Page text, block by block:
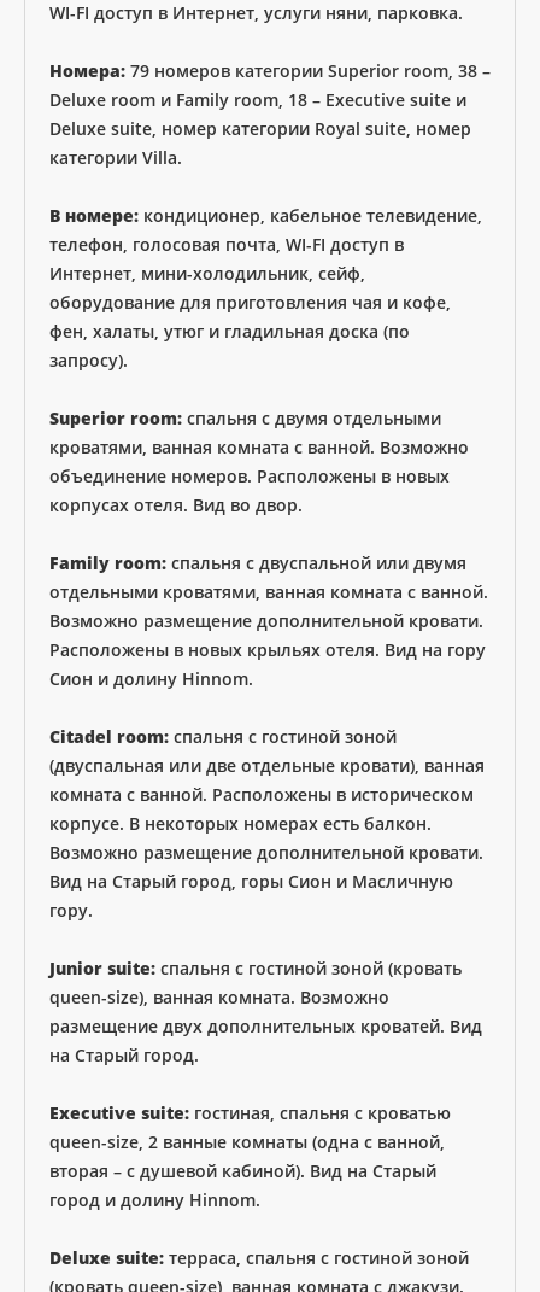
WI-FI доступ в Интернет, услуги няни, парковка.
Номера: 79 номеров категории Superior room, 38 –
Deluxe room и Family room, 18 – Executive suite и
Deluxe suite, номер категории Royal suite, номер
категории Villa.
В номере: кондиционер, кабельное телевидение,
телефон, голосовая почта, WI-FI доступ в
Интернет, мини-холодильник, сейф,
оборудование для приготовления чая и кофе,
фен, халаты, утюг и гладильная доска (по
запросу).
Superior room: спальня с двумя отдельными
кроватями, ванная комната с ванной. Возможно
объединение номеров. Расположены в новых
корпусах отеля. Вид во двор.
Family room: спальня с двуспальной или двумя
отдельными кроватями, ванная комната с ванной.
Возможно размещение дополнительной кровати.
Расположены в новых крыльях отеля. Вид на гору
Сион и долину Hinnom.
Citadel room: спальня с гостиной зоной
(двуспальная или две отдельные кровати), ванная
комната с ванной. Расположены в историческом
корпусе. В некоторых номерах есть балкон.
Возможно размещение дополнительной кровати.
Вид на Старый город, горы Сион и Масличную
гору.
Junior suite: спальня с гостиной зоной (кровать
queen-size), ванная комната. Возможно
размещение двух дополнительных кроватей. Вид
на Старый город.
Executive suite: гостиная, спальня с кроватью
queen-size, 2 ванные комнаты (одна с ванной,
вторая – с душевой кабиной). Вид на Старый
город и долину Hinnom.
Deluxe suite: терраса, спальня с гостиной зоной
(кровать queen-size), ванная комната с джакузи.